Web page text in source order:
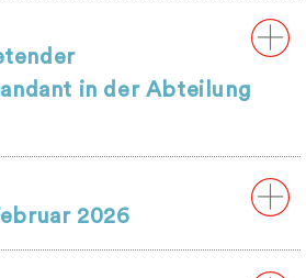
in der Abteilung
2026